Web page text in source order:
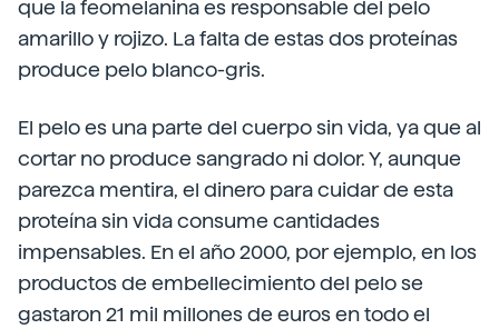
que la feomelanina es responsable del pelo
amarillo y rojizo. La falta de estas dos proteínas
produce pelo blanco-gris.
El pelo es una parte del cuerpo sin vida, ya que al
cortar no produce sangrado ni dolor. Y, aunque
parezca mentira, el dinero para cuidar de esta
proteína sin vida consume cantidades
impensables. En el año 2000, por ejemplo, en los
productos de embellecimiento del pelo se
gastaron 21 mil millones de euros en todo el